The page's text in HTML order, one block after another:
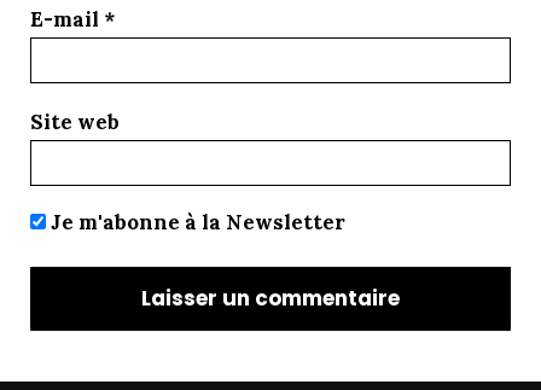
E-mail *
Site web
Je m'abonne à la Newsletter